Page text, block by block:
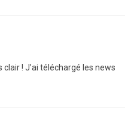
! J’ai téléchargé les news